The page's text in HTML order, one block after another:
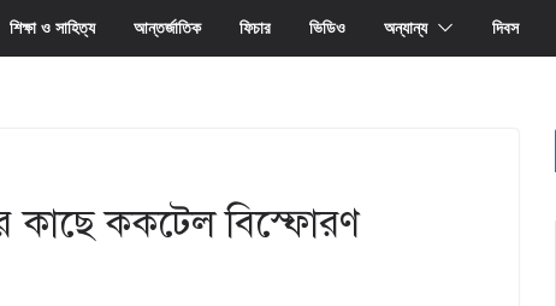
শিক্ষা ও সাহিত্য আন্তর্জাতিক ফিচার ভিডিও অন্যান্য দিবস
কাছে ককটেল বিস্ফোরণ